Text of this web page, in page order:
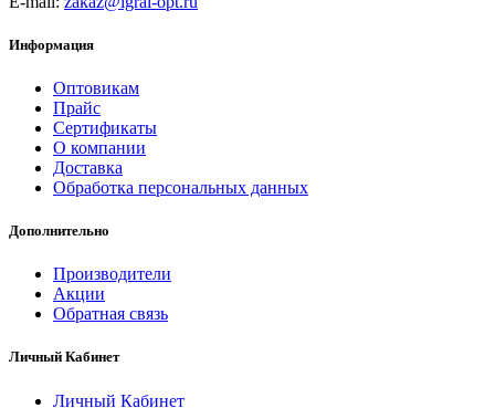
Информация
Оптовикам
Прайс
Сертификаты
О компании
Доставка
Обработка персональных данных
Дополнительно
Производители
Акции
Обратная связь
Личный Кабинет
Личный Кабинет